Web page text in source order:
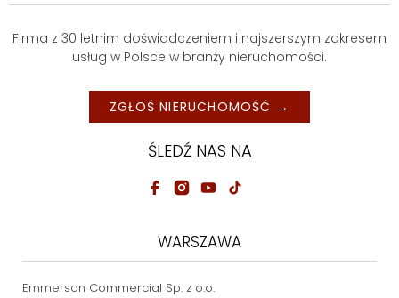
Firma z 30 letnim doświadczeniem i najszerszym zakresem
usług w Polsce w branży nieruchomości.
ZGŁOŚ NIERUCHOMOŚĆ →
ŚLEDŹ NAS NA
WARSZAWA
Emmerson Commercial Sp. z o.o.